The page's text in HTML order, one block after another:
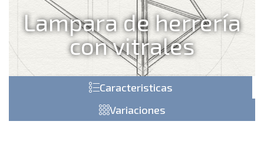
Lampara de herrería
con vitrales
Caracteristicas
Variaciones